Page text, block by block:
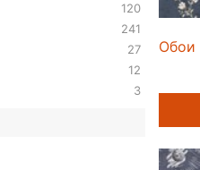
120
241
27
12
3
Обои